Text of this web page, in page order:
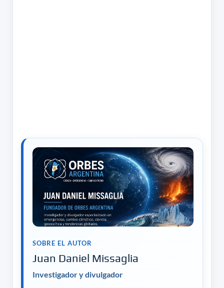
SOBRE EL AUTOR
Juan Daniel Missaglia
Investigador y divulgador